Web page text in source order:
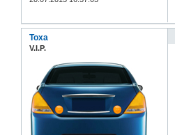
Toxa
V.I.P.